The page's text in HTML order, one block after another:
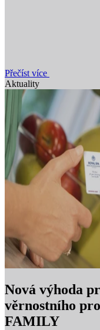
Přečíst více
Aktuality
Nová výhoda
věrnostního
FAMILY